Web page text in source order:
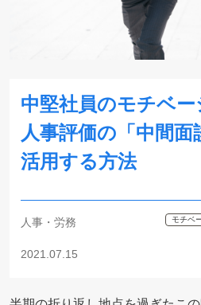
中堅社員のモチベー
人事評価の「中間面
活用する方法
人事・労務 モチベ
2021.07.15